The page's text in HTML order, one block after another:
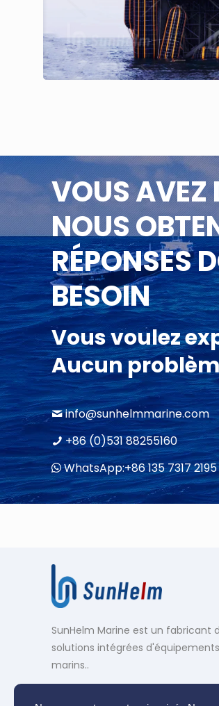
VOUS AVEZ
NOUS
RÉPONSES
BESOIN
Vous voulez
Aucun
info@sunhelmmarine.com
+86 (0)531 88255160
WhatsApp:+86 135 7317 2195
SunHelm Marine est un fabricant
solutions intégrées d'équipements
marins..